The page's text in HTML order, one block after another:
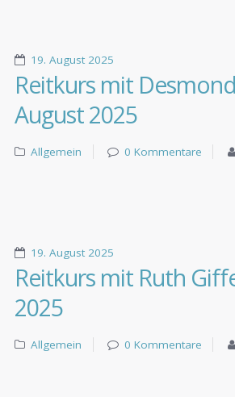
19. August 2025
Reitkurs mit
August 2025
Allgemein 0 Kommentare
19. August 2025
Reitkurs mit Ruth
2025
Allgemein 0 Kommentare